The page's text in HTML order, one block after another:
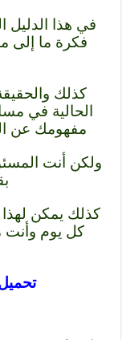
في هذا الدليل
فكرة ما إلى
كذلك
الحالية في
مفهومك عن
ولكن أنت
كذلك يمكن
كل يوم